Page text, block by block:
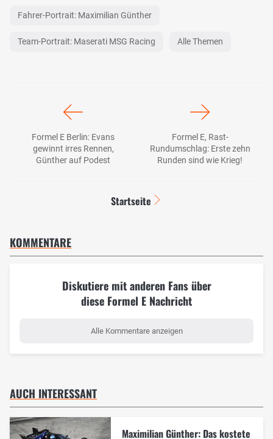
Fahrer-Portrait: Maximilian Günther
Team-Portrait: Maserati MSG Racing Alle Themen
Formel E Berlin: Evans
gewinnt irres Rennen,
Günther auf Podest
Formel E, Rast-
Rundumschlag: Erste zehn
Runden sind wie Krieg!
Startseite
KOMMENTARE
Diskutiere mit anderen Fans über
diese Formel E Nachricht
Alle Kommentare anzeigen
AUCH INTERESSANT
Maximilian Günther: Das kostete